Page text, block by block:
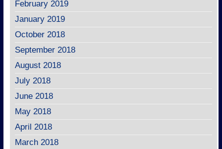
February 2019
January 2019
October 2018
September 2018
August 2018
July 2018
June 2018
May 2018
April 2018
March 2018